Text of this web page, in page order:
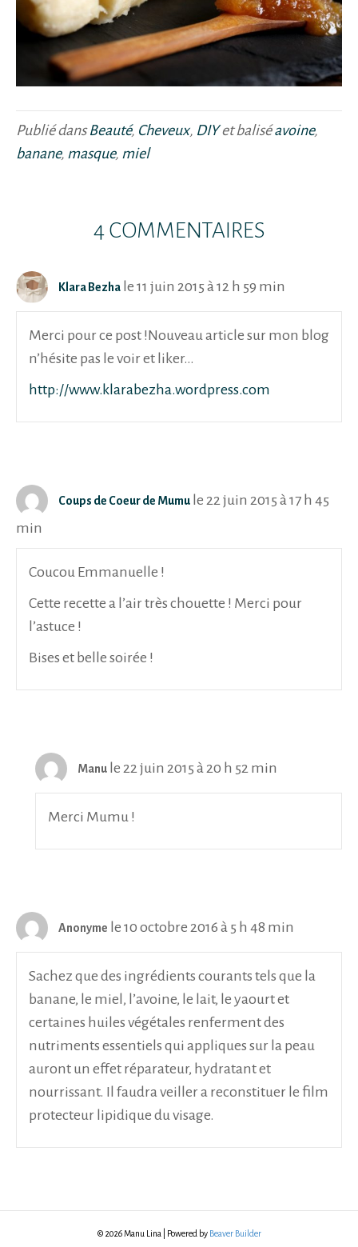
Publié dansBeauté, Cheveux, DIYet baliséavoine,
banane, masque, miel
4 COMMENTAIRES
Klara Bezha le 11 juin 2015 à 12 h 59 min
Merci pour ce post !Nouveau article sur mon blog
n’hésite pas le voir et liker…
http://www.klarabezha.wordpress.com
Coups de Coeur de Mumu le 22 juin 2015 à 17 h 45
min
Coucou Emmanuelle !
Cette recette a l’air très chouette ! Merci pour
l’astuce !
Bises et belle soirée !
Manu le 22 juin 2015 à 20 h 52 min
Merci Mumu !
Anonyme le 10 octobre 2016 à 5 h 48 min
Sachez que des ingrédients courants tels que la
banane, le miel, l’avoine, le lait, le yaourt et
certaines huiles végétales renferment des
nutriments essentiels qui appliques sur la peau
auront un effet réparateur, hydratant et
nourrissant. Il faudra veiller a reconstituer le film
protecteur lipidique du visage.
© 2026 Manu Lina Powered by Beaver Builder